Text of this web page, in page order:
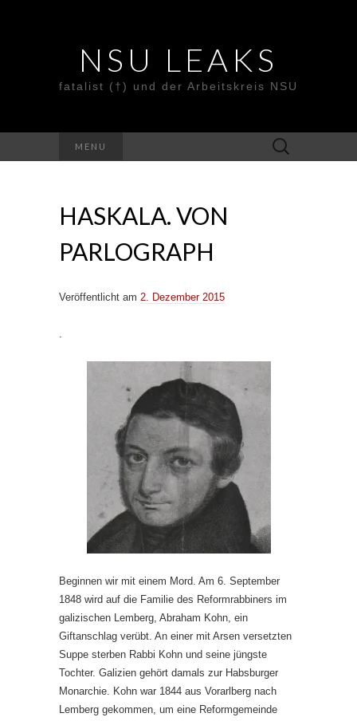
NSU LEAKS
fatalist (†) und der Arbeitskreis NSU
MENU
Suche
nach:
HASKALA. VON
PARLOGRAPH
Veröffentlicht am 2. Dezember 2015
.
Beginnen wir mit einem Mord. Am 6. September
1848 wird auf die Familie des Reformrabbiners im
galizischen Lemberg, Abraham Kohn, ein
Giftanschlag verübt. An einer mit Arsen versetzten
Suppe sterben Rabbi Kohn und seine jüngste
Tochter. Galizien gehört damals zur Habsburger
Monarchie. Kohn war 1844 aus Vorarlberg nach
Lemberg gekommen, um eine Reformgemeinde